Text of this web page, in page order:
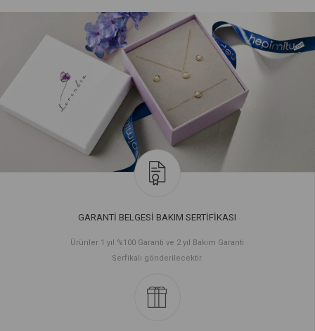
GARANTİ BELGESİ BAKIM SERTİFİKASI
Ürünler 1 yıl %100 Garanti ve 2 yıl Bakım Garanti
Serfikalı gönderilecektir.